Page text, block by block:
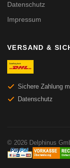
Datenschutz
Impressum
VERSAND &
Sichere Zahlung
Datenschutz
© 2026 Delphinus